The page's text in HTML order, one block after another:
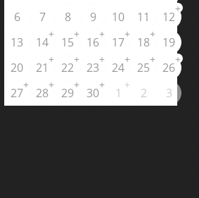
6
7 8 9 10 11 12
+
13 14
+
15
+
16
+
17
+
18
+
19
20
21
+
22
+
23
+
24
+
25
+
26
+
27
+
28
+
29
+
30
+
1
+
2 3